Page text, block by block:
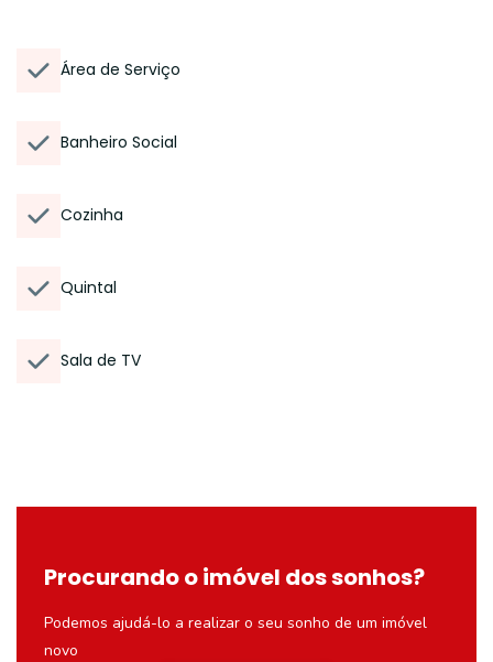
Área de Serviço
Banheiro Social
Cozinha
Quintal
Sala de TV
Procurando o imóvel dos sonhos?
Podemos ajudá-lo a realizar o seu sonho de um imóvel
novo